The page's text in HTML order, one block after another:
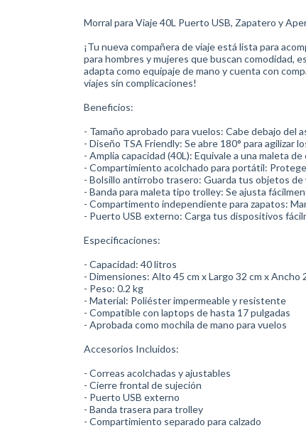
Morral para Viaje 40L Puerto USB, Zapatero y
¡Tu nueva compañera de viaje está lista para
para hombres y mujeres que buscan comodidad,
adapta como equipaje de mano y cuenta con
viajes sin complicaciones!
Beneficios:
- Tamaño aprobado para vuelos: Cabe debajo
- Diseño TSA Friendly: Se abre 180° para
- Amplia capacidad (40L): Equivale a una maleta de
- Compartimiento acolchado para portátil:
- Bolsillo antirrobo trasero: Guarda tus objetos
- Banda para maleta tipo trolley: Se ajusta
- Compartimento independiente para zapatos:
- Puerto USB externo: Carga tus dispositivos
Especificaciones:
- Capacidad: 40 litros
- Dimensiones: Alto 45 cm x Largo 32 cm x Ancho
- Peso: 0.2 kg
- Material: Poliéster impermeable y resistente
- Compatible con laptops de hasta 17 pulgadas
- Aprobada como mochila de mano para vuelos
Accesorios Incluidos:
- Correas acolchadas y ajustables
- Cierre frontal de sujeción
- Puerto USB externo
- Banda trasera para trolley
- Compartimiento separado para calzado